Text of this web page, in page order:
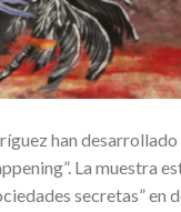
han
La muestra
secretas” en